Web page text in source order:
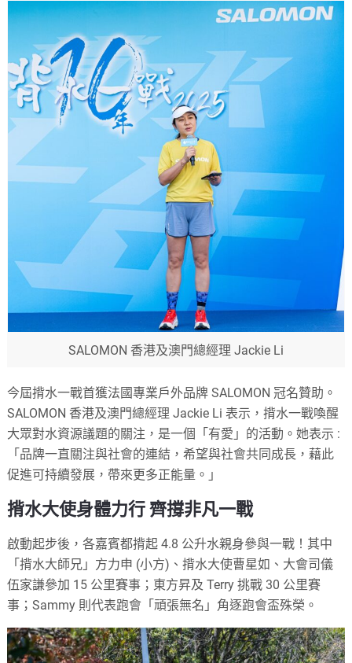
SALOMON 香港及澳門總經理 Jackie Li
今屆揹水一戰首獲法國專業戶外品牌 SALOMON 冠名贊助。
SALOMON 香港及澳門總經理 Jackie Li 表示，揹水一戰喚醒
大眾對水資源議題的關注，是一個「有愛」的活動。她表示 :
「品牌一直關注與社會的連結，希望與社會共同成長，藉此
促進可持續發展，帶來更多正能量。」
揹水大使身體力行 齊撐非凡一戰
啟動起步後，各嘉賓都揹起 4.8 公升水親身參與一戰！其中
「揹水大師兄」方力申 (小方)、揹水大使曹星如、大會司儀
伍家謙參加 15 公里賽事；東方昇及 Terry 挑戰 30 公里賽
事；Sammy 則代表跑會「頑張無名」角逐跑會盃殊榮。